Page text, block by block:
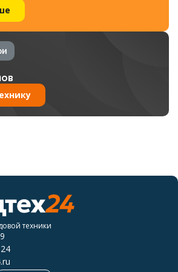
техники